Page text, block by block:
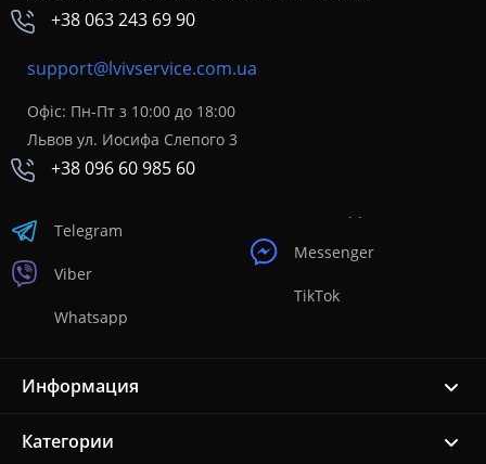
+38 063 243 69 90
support@lvivservice.com.ua
Офіс: Пн-Пт з 10:00 до 18:00
Львов ул. Иосифа Слепого 3
+38 096 60 985 60
Telegram
Viber
Whatsapp
Messenger
TikTok
Информация
Категории